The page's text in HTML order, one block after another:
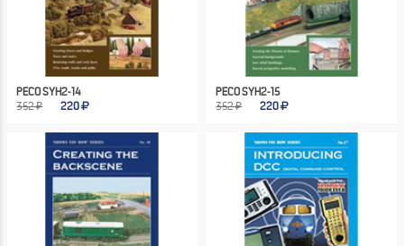
PECO SYH2-14
352 ₽
220
PECO SYH2-15
352 ₽
220